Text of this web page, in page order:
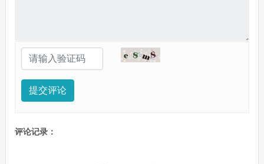
提交评论
评论记录：